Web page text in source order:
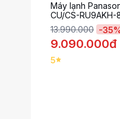
Máy lạnh
CU/CS-RU9AKH-
13.990.000 -35
9.090.000đ
5